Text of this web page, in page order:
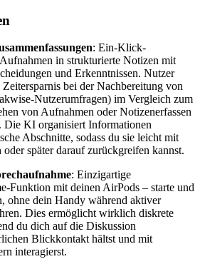
: Ein-Klick-
in strukturierte Notizen mit
und Erkenntnissen. Nutzer
bei der Nachbereitung von
Nutzerumfragen) im Vergleich zum
von Aufnahmen oder Notizenerfassen
Die KI organisiert Informationen
Abschnitte, sodass du sie leicht mit
oder später darauf zurückgreifen kannst.
: Einzigartige
Funktion mit deinen AirPods – starte und
ohne dein Handy während aktiver
Dies ermöglicht wirklich diskrete
du dich auf die Diskussion
Blickkontakt hältst und mit
interagierst.